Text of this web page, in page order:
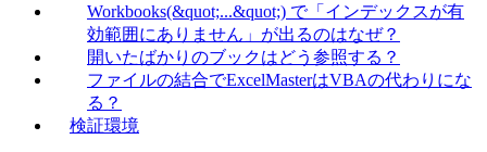
Workbooks(&quot;...&quot;) で「インデックスが有
効範囲にありません」が出るのはなぜ？
開いたばかりのブックはどう参照する？
ファイルの結合でExcelMasterはVBAの代わりにな
る？
検証環境